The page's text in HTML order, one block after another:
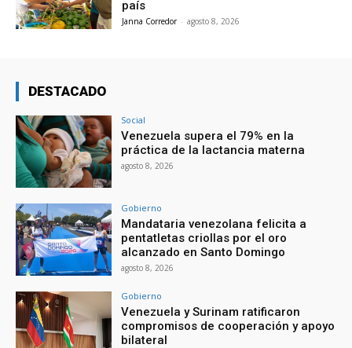
país
Janna Corredor - agosto 8, 2026
DESTACADO
Social
Venezuela supera el 79% en la
práctica de la lactancia materna
agosto 8, 2026
Gobierno
Mandataria venezolana felicita a
pentatletas criollas por el oro
alcanzado en Santo Domingo
agosto 8, 2026
Gobierno
Venezuela y Surinam ratificaron
compromisos de cooperación y apoyo
bilateral